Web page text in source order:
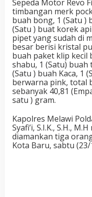
Sepeda Motor Revo
timbangan merk
buah bong, 1 (Satu )
(Satu ) buat korek
pipet yang sudah di
besar berisi kristal
buah paket klip kecil
shabu, 1 (Satu) buah
(Satu ) buah Kaca, 1
berwarna pink, total
sebanyak 40,81
satu ) gram.
Kapolres Melawi
Syafi’i, S.I.K., S.H.,
diamankan tiga
Kota Baru, sabtu (23/